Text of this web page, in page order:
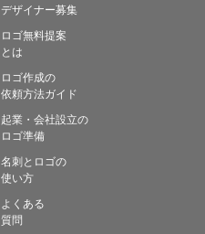
デザイナー募集
ロゴ無料提案
とは
ロゴ作成の
依頼方法ガイド
起業・会社設立の
ロゴ準備
名刺とロゴの
使い方
よくある
質問